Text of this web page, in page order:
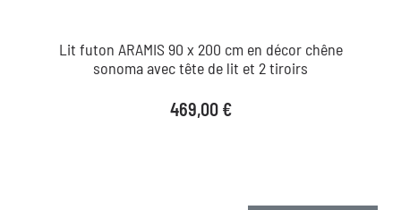
Lit futon ARAMIS 90 x 200 cm en décor chêne
sonoma avec tête de lit et 2 tiroirs
Prix
469,00 €